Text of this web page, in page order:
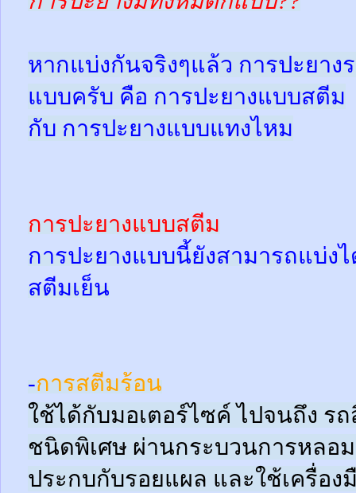
หากแบ่งกันจริงๆแล้ว การปะยาง
แบบครับ คือ การปะยางแบบสตีม
กับ การปะยางแบบแทงไหม
การปะยางแบบสตีม
การปะยางแบบนี้ยังสามารถแบ่ง
สตีมเย็น
-การสตีมร้อน
ใช้ได้กับมอเตอร์ไซค์ ไปจนถึง ร
ชนิดพิเศษ ผ่านกระบวนการหลอ
ประกบกับรอยแผล และใช้เครื่อง